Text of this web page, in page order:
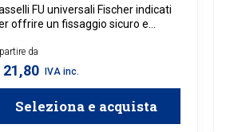
FU universali Fischer indicati
offrire un fissaggio sicuro e
calcestruzzo, muratura e
cavi. Grazie al loro sistema
espansione a farfalla, questi
fragili, garantendo una
stabile e sicura.
da
21,80 IVA inc.
Seleziona e acquista